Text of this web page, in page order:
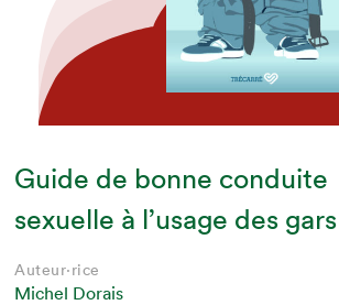
Guide de bonne conduite
sexuelle à l’usage des gars
Auteur·rice
Michel Dorais